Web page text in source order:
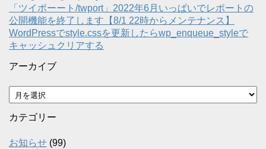
「ツイポーート/twport」2022年6月いっぱいでレポートの
公開機能を終了します【8/1 22時からメンテナンス】
WordPressでstyle.cssを更新したらwp_enqueue_styleで
キャッシュクリアする
アーカイブ
ア
ー
カ
ブ
カテゴリー
お知らせ (99)